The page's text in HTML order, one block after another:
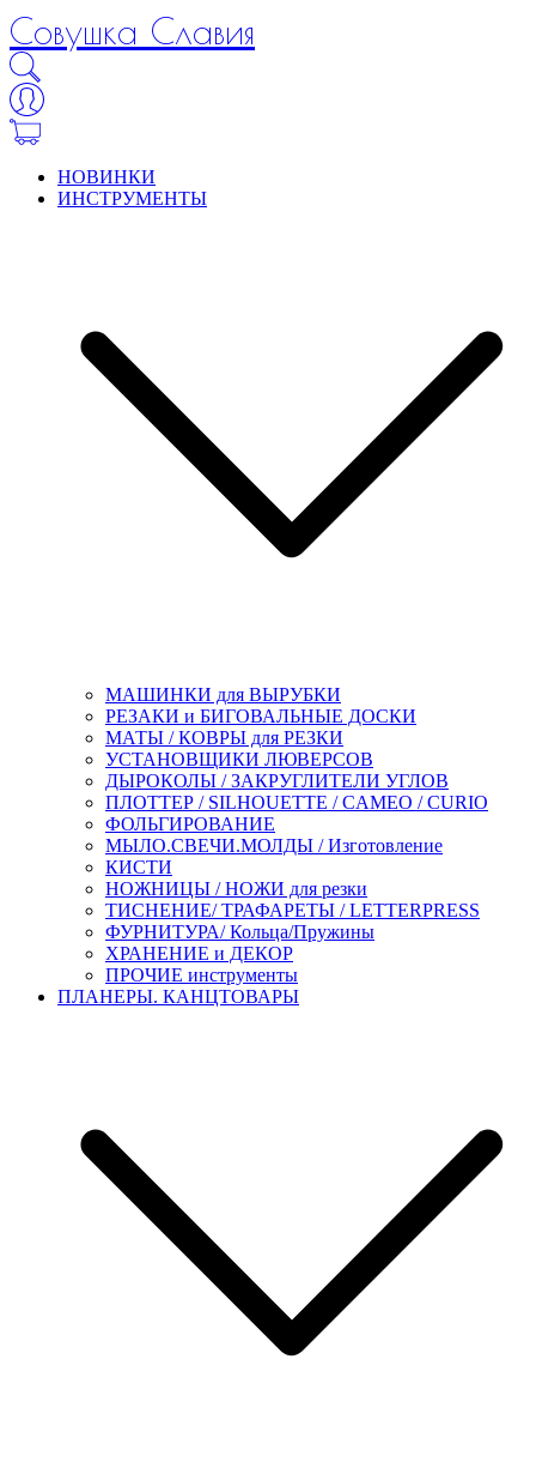
Совушка Славия
НОВИНКИ
ИНСТРУМЕНТЫ
МАШИНКИ для ВЫРУБКИ
РЕЗАКИ и БИГОВАЛЬНЫЕ ДОСКИ
МАТЫ / КОВРЫ для РЕЗКИ
УСТАНОВЩИКИ ЛЮВЕРСОВ
ДЫРОКОЛЫ / ЗАКРУГЛИТЕЛИ УГЛОВ
ПЛОТТЕР / SILHOUETTE / CAMEO / CURIO
ФОЛЬГИРОВАНИЕ
МЫЛО.СВЕЧИ.МОЛДЫ / Изготовление
КИСТИ
НОЖНИЦЫ / НОЖИ для резки
ТИСНЕНИЕ/ ТРАФАРЕТЫ / LETTERPRESS
ФУРНИТУРА/ Кольца/Пружины
ХРАНЕНИЕ и ДЕКОР
ПРОЧИЕ инструменты
ПЛАНЕРЫ. КАНЦТОВАРЫ